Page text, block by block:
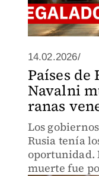
14.02.2026/
Países de
Navalni
ranas
Los
Rusia tenía
oportunidad.
muerte fue